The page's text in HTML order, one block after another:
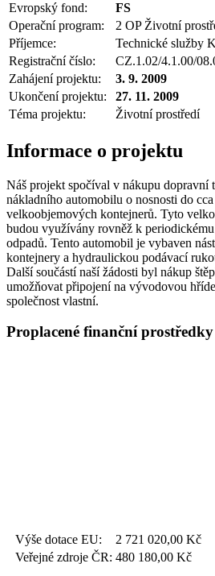
Evropský fond:
FS
Operační program:
2 OP Životní
Příjemce:
Technické služby
Registrační číslo:
CZ.1.02/4.1.00/
Zahájení projektu:
3. 9. 2009
Ukončení projektu:
27. 11. 2009
Téma projektu:
Životní prostředí
Informace o projektu
Náš projekt spočíval v nákupu dopravní
nákladního automobilu o nosnosti do
velkoobjemových kontejnerů. Tyto
budou využívány rovněž k
odpadů. Tento automobil je vybaven
kontejnery a hydraulickou podávací
Další součástí naší žádosti byl nákup
umožňovat připojení na vývodovou
společnost vlastní.
Proplacené finanční prostředky
Výše dotace EU: 2 721 020,00 Kč
Veřejné zdroje ČR: 480 180,00 Kč